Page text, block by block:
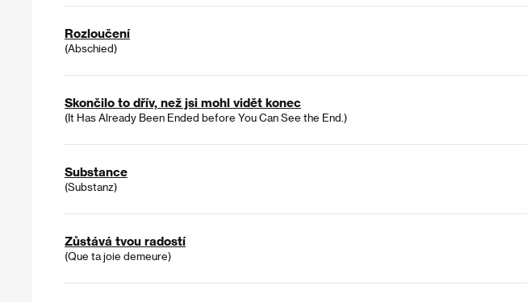
Rozloučení
(Abschied)
Skončilo to dřív, než jsi mohl vidět konec
(It Has Already Been Ended before You Can See the End.)
Substance
(Substanz)
Zůstává tvou radostí
(Que ta joie demeure)